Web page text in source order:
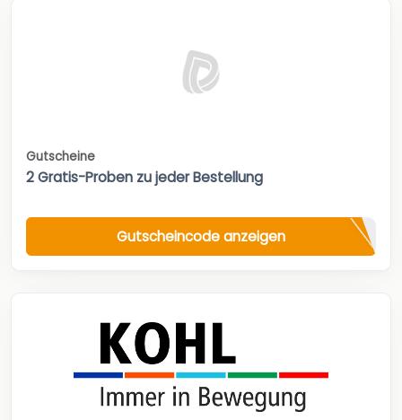
Gutscheine
2 Gratis-Proben zu jeder Bestellung
Gutscheincode anzeigen